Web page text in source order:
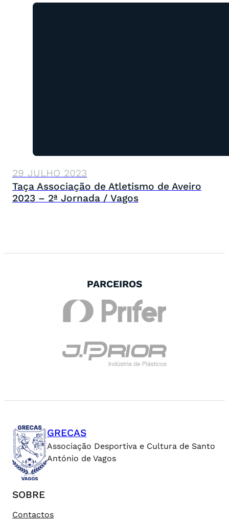
29 JULHO 2023
Taça Associação de Atletismo de Aveiro
2023 – 2ª Jornada / Vagos
PARCEIROS
GRECAS
Associação Desportiva e Cultura de Santo
António de Vagos
SOBRE
Contactos